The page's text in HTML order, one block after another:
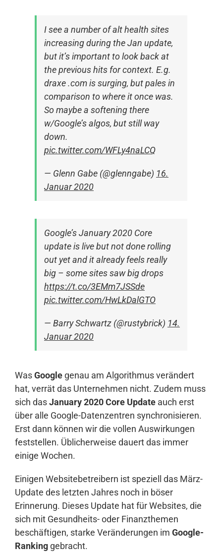
I see a number of alt health sites
increasing during the Jan update,
but it’s important to look back at
the previous hits for context. E.g.
draxe .com is surging, but pales in
comparison to where it once was.
So maybe a softening there
w/Google’s algos, but still way
down.
pic.twitter.com/WFLy4naLCQ
— Glenn Gabe (@glenngabe) 16.
Januar 2020
Google’s January 2020 Core
update is live but not done rolling
out yet and it already feels really
big – some sites saw big drops
https://t.co/3EMm7JSSde
pic.twitter.com/HwLkDalGTO
— Barry Schwartz (@rustybrick) 14.
Januar 2020
WasGoogle genau am Algorithmus verändert
hat, verrät das Unternehmen nicht. Zudem muss
sich dasJanuary 2020 Core Update auch erst
über alle Google-Datenzentren synchronisieren.
Erst dann können wir die vollen Auswirkungen
feststellen. Üblicherweise dauert das immer
einige Wochen.
Einigen Websitebetreibern ist speziell das März-
Update des letzten Jahres noch in böser
Erinnerung. Dieses Update hat für Websites, die
sich mit Gesundheits- oder Finanzthemen
beschäftigen, starke Veränderungen im Google-
Ranking gebracht.